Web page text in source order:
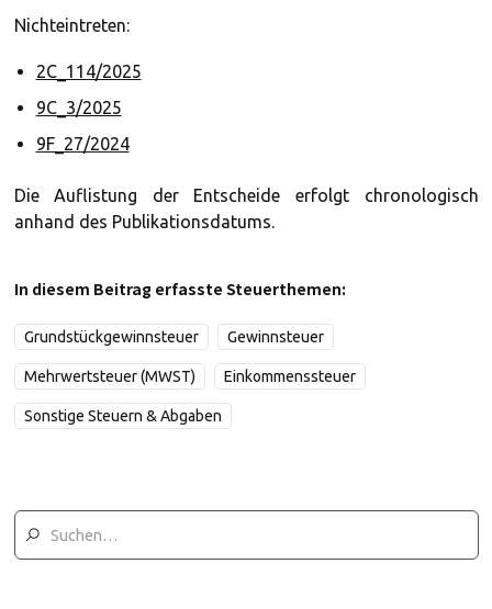
Nichteintreten:
2C_114/2025
9C_3/2025
9F_27/2024
Die Auflistung der Entscheide erfolgt chronologisch
anhand des Publikationsdatums.
In diesem Beitrag erfasste Steuerthemen:
Grundstückgewinnsteuer Gewinnsteuer
Mehrwertsteuer (MWST) Einkommenssteuer
Sonstige Steuern & Abgaben